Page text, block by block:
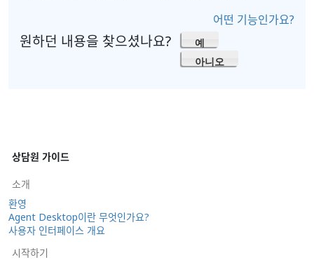
어떤 기능인가요?
원하던 내용을 찾으셨나요?
예
아니오
상담원 가이드
소개
환영
Agent Desktop이란 무엇인가요?
사용자 인터페이스 개요
시작하기